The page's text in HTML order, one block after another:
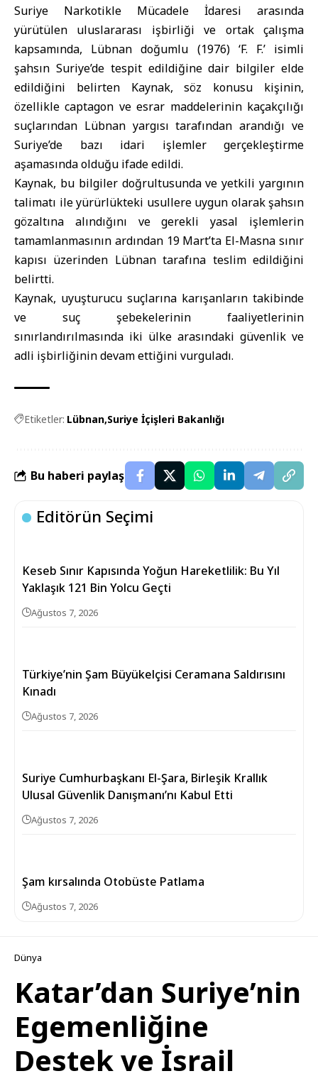
Suriye Narkotikle Mücadele İdaresi arasında
yürütülen uluslararası işbirliği ve ortak çalışma
kapsamında, Lübnan doğumlu (1976) ‘F. F.’ isimli
şahsın Suriye’de tespit edildiğine dair bilgiler elde
edildiğini belirten Kaynak, söz konusu kişinin,
özellikle captagon ve esrar maddelerinin kaçakçılığı
suçlarından Lübnan yargısı tarafından arandığı ve
Suriye’de bazı idari işlemler gerçekleştirme
aşamasında olduğu ifade edildi.
Kaynak, bu bilgiler doğrultusunda ve yetkili yargının
talimatı ile yürürlükteki usullere uygun olarak şahsın
gözaltına alındığını ve gerekli yasal işlemlerin
tamamlanmasının ardından 19 Mart’ta El-Masna sınır
kapısı üzerinden Lübnan tarafına teslim edildiğini
belirtti.
Kaynak, uyuşturucu suçlarına karışanların takibinde
ve suç şebekelerinin faaliyetlerinin
sınırlandırılmasında iki ülke arasındaki güvenlik ve
adli işbirliğinin devam ettiğini vurguladı.
Etiketler: Lübnan Suriye İçişleri Bakanlığı
Bu haberi paylaş
Editörün Seçimi
Keseb Sınır Kapısında Yoğun Hareketlilik: Bu Yıl
Yaklaşık 121 Bin Yolcu Geçti
Ağustos 7, 2026
Türkiye’nin Şam Büyükelçisi Ceramana Saldırısını
Kınadı
Ağustos 7, 2026
Suriye Cumhurbaşkanı El-Şara, Birleşik Krallık
Ulusal Güvenlik Danışmanı’nı Kabul Etti
Ağustos 7, 2026
Şam kırsalında Otobüste Patlama
Ağustos 7, 2026
Dünya
Katar’dan Suriye’nin
Egemenliğine
Destek ve İsrail